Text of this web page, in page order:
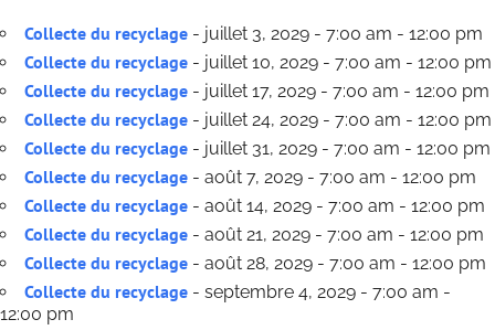
Collecte du recyclage - juillet 3, 2029 - 7:00 am - 12:00 pm
Collecte du recyclage - juillet 10, 2029 - 7:00 am - 12:00 pm
Collecte du recyclage - juillet 17, 2029 - 7:00 am - 12:00 pm
Collecte du recyclage - juillet 24, 2029 - 7:00 am - 12:00 pm
Collecte du recyclage - juillet 31, 2029 - 7:00 am - 12:00 pm
Collecte du recyclage - août 7, 2029 - 7:00 am - 12:00 pm
Collecte du recyclage - août 14, 2029 - 7:00 am - 12:00 pm
Collecte du recyclage - août 21, 2029 - 7:00 am - 12:00 pm
Collecte du recyclage - août 28, 2029 - 7:00 am - 12:00 pm
Collecte du recyclage - septembre 4, 2029 - 7:00 am -
12:00 pm